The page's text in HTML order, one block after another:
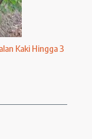
Kaki Hingga 3